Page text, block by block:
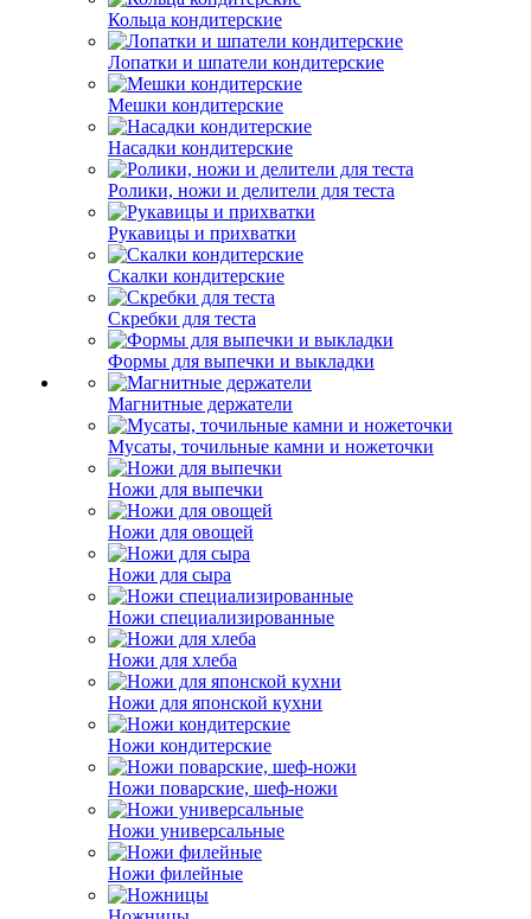
Кольца кондитерские
Лопатки и шпатели кондитерские
Мешки кондитерские
Насадки кондитерские
Ролики, ножи и делители для теста
Рукавицы и прихватки
Скалки кондитерские
Скребки для теста
Формы для выпечки и выкладки
Магнитные держатели
Мусаты, точильные камни и ножеточки
Ножи для выпечки
Ножи для овощей
Ножи для сыра
Ножи специализированные
Ножи для хлеба
Ножи для японской кухни
Ножи кондитерские
Ножи поварские, шеф-ножи
Ножи универсальные
Ножи филейные